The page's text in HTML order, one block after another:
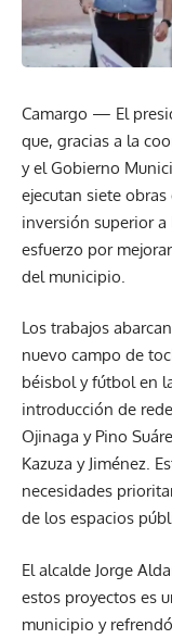
Camargo — El
que, gracias a la
y el Gobierno
ejecutan siete
inversión superior a
esfuerzo por
del municipio.
Los trabajos
nuevo campo de
béisbol y fútbol en
introducción de
Ojinaga y Pino
Kazuza y Jiménez.
necesidades
de los espacios
El alcalde Jorge
estos proyectos es
municipio y